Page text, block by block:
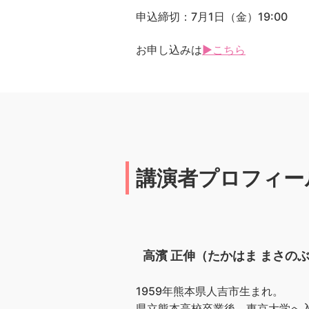
申込締切：7月1日（金）19:00
お申し込みは▶こちら
講演者プロフィ
高濱 正伸（たかはま まさのぶ
1959年熊本県人吉市生まれ。